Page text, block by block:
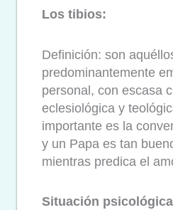
Los tibios:
Definición: son
predominantemente
personal, con escasa
eclesiológica y
importante es la
y un Papa es tan
mientras predica el
Situación psicológica